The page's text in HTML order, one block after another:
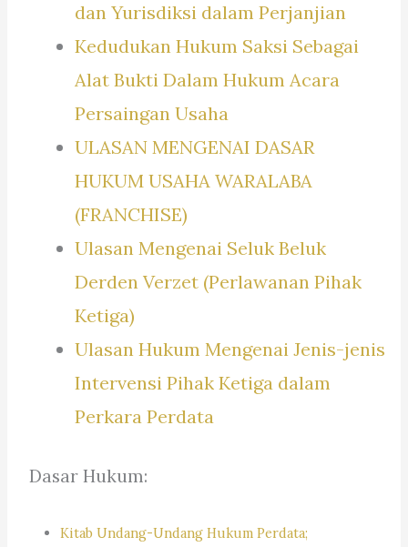
dan Yurisdiksi dalam Perjanjian
Kedudukan Hukum Saksi Sebagai
Alat Bukti Dalam Hukum Acara
Persaingan Usaha
ULASAN MENGENAI DASAR
HUKUM USAHA WARALABA
(FRANCHISE)
Ulasan Mengenai Seluk Beluk
Derden Verzet (Perlawanan Pihak
Ketiga)
Ulasan Hukum Mengenai Jenis-jenis
Intervensi Pihak Ketiga dalam
Perkara Perdata
Dasar Hukum:
Kitab Undang-Undang Hukum Perdata;